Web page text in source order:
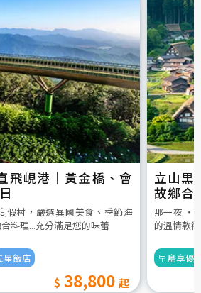
飛峴港｜黃金橋、會
假村，嚴選異國美食、季節海
料理...充分滿足您的味蕾
星飯店
38,800
立山黒
故鄉合
5日
那一夜 ‧
的溫情款
早鳥享優